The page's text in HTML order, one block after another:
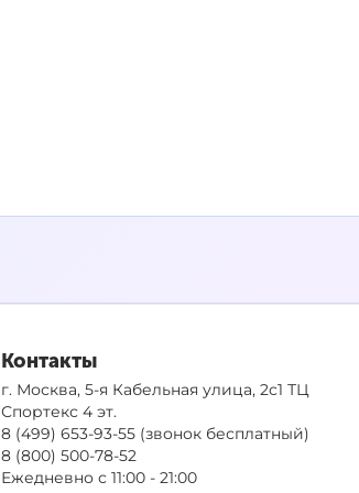
Контакты
г. Москва, 5-я Кабельная улица, 2с1 ТЦ
Спортекс 4 эт.
8 (499) 653-93-55(звонок бесплатный)
8 (800) 500-78-52
Ежедневно с 11:00 - 21:00